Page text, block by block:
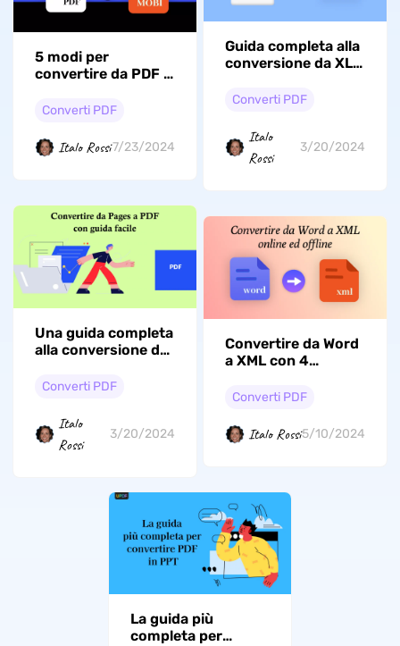
5 modi per
convertire da PDF a
ottimizzare
lettura
Converti PDF
Italo Rossi7/23/2024
Guida completa alla
conversione da XLS
Converti PDF
Italo
Rossi
3/20/2024
Una guida completa
alla conversione da
Converti PDF
Italo
Rossi
3/20/2024
Convertire da Word
a XML con 4
Converti PDF
Italo Rossi5/10/2024
La guida più
completa per